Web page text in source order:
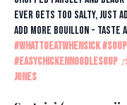
ever gets too salty, just
add more Bouillon - taste
#whattoeatwhensick
#easychickennoodlesoup
Jones